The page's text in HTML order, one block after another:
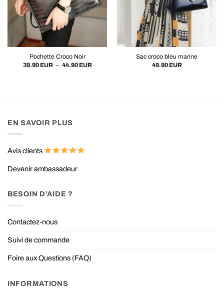
Pochette Croco Noir
39.90 EUR – 44.90 EURPlage
Sac croco bleu marine
49.90 EUR
EN SAVOIR PLUS
Avis clients
Devenir ambassadeur
BESOIN D’AIDE ?
Contactez-nous
Suivi de commande
Foire aux Questions (FAQ)
INFORMATIONS